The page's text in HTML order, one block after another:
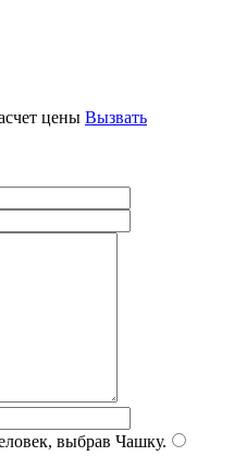
цены Вызвать
выбрав Чашку.